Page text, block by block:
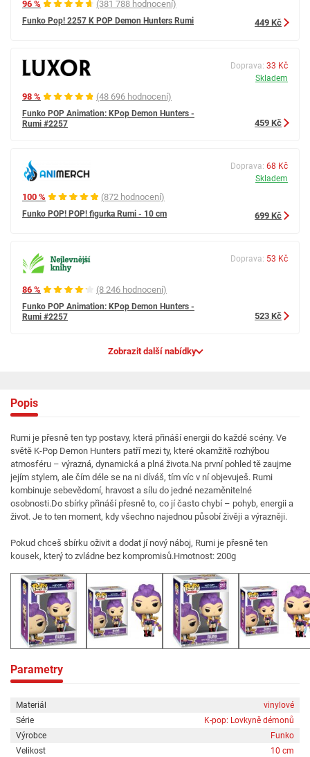
96 % (381 788 hodnocení)
Funko Pop! 2257 K POP Demon Hunters Rumi 449 Kč
98 % (48 696 hodnocení)
Funko POP Animation: KPop Demon Hunters -
Rumi #2257
Doprava: 33 Kč
Skladem
459 Kč
100 % (872 hodnocení)
Funko POP! POP! figurka Rumi - 10 cm
Doprava: 68 Kč
Skladem
699 Kč
86 % (8 246 hodnocení)
Funko POP Animation: KPop Demon Hunters -
Rumi #2257
Doprava: 53 Kč
523 Kč
Zobrazit další nabídky
Popis
Rumi je přesně ten typ postavy, která přináší energii do každé scény. Ve
světě K-Pop Demon Hunters patří mezi ty, které okamžitě rozhýbou
atmosféru – výrazná, dynamická a plná života.Na první pohled tě zaujme
jejím stylem, ale čím déle se na ni díváš, tím víc v ní objevuješ. Rumi
kombinuje sebevědomí, hravost a sílu do jedné nezaměnitelné
osobnosti.Do sbírky přináší přesně to, co jí často chybí – pohyb, energii a
život. Je to ten moment, kdy všechno najednou působí živěji a výrazněji.
Pokud chceš sbírku oživit a dodat jí nový náboj, Rumi je přesně ten
kousek, který to zvládne bez kompromisů.Hmotnost: 200g
Parametry
Materiál
vinylové
Série
K-pop: Lovkyně démonů
Výrobce
Funko
Velikost
10 cm